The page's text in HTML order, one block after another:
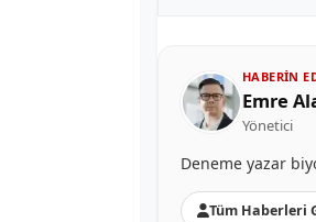
HABERIN
Emre
Yönetici
Deneme yazar
Tüm Haberleri